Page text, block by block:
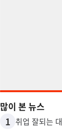
많이 본 뉴스
1 취업 잘되는